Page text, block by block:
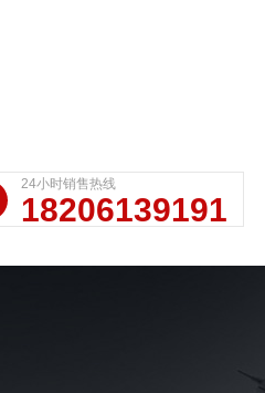
24小时销售热线
18206139191